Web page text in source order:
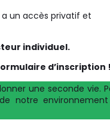
un accès privatif et
individuel.
d’inscription !
une seconde vie.
notre